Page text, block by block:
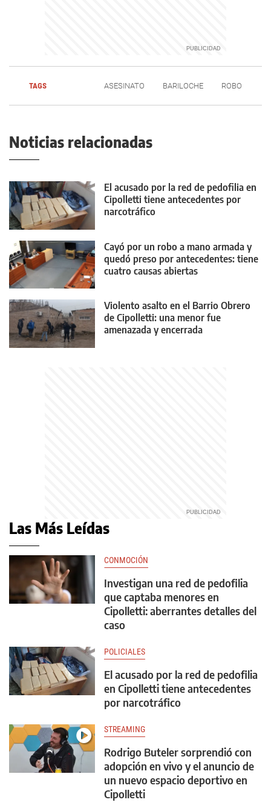
TAGS ASESINATO BARILOCHE ROBO
Noticias relacionadas
El acusado por la red de pedofilia en
Cipolletti tiene antecedentes por
narcotráfico
Cayó por un robo a mano armada y
quedó preso por antecedentes: tiene
cuatro causas abiertas
Violento asalto en el Barrio Obrero
de Cipolletti: una menor fue
amenazada y encerrada
Las Más Leídas
CONMOCIÓN
Investigan una red de pedofilia
que captaba menores en
Cipolletti: aberrantes detalles del
caso
POLICIALES
El acusado por la red de pedofilia
en Cipolletti tiene antecedentes
por narcotráfico
STREAMING
Rodrigo Buteler sorprendió con
adopción en vivo y el anuncio de
un nuevo espacio deportivo en
Cipolletti